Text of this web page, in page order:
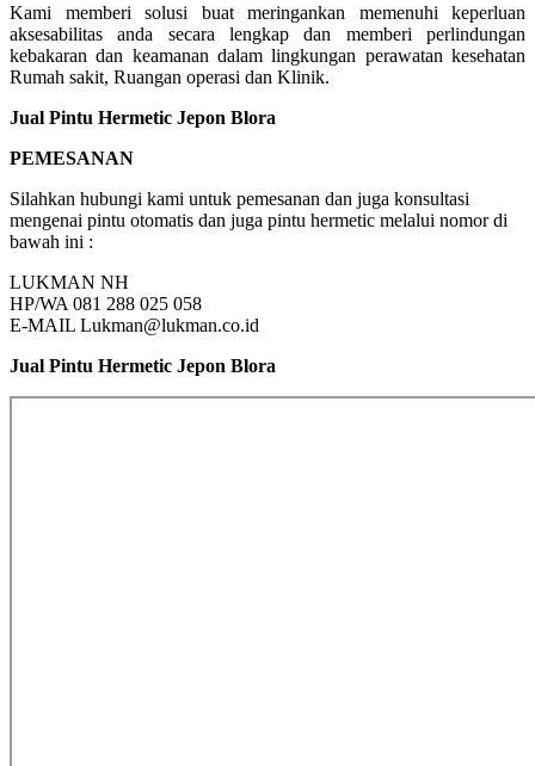
Kami memberi solusi buat meringankan memenuhi keperluan
aksesabilitas anda secara lengkap dan memberi perlindungan
kebakaran dan keamanan dalam lingkungan perawatan kesehatan
Rumah sakit, Ruangan operasi dan Klinik.
Jual Pintu Hermetic Jepon Blora
PEMESANAN
Silahkan hubungi kami untuk pemesanan dan juga konsultasi
mengenai pintu otomatis dan juga pintu hermetic melalui nomor di
bawah ini :
LUKMAN NH
HP/WA 081 288 025 058
E-MAIL Lukman@lukman.co.id
Jual Pintu Hermetic Jepon Blora